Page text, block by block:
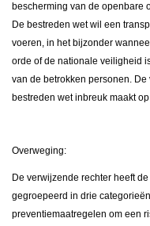
bescherming van de openbare
De bestreden wet wil een
voeren, in het bijzonder
orde of de nationale veiligheid
van de betrokken personen.
bestreden wet inbreuk maakt
Overweging:
De verwijzende rechter heeft
gegroepeerd in drie
preventiemaatregelen om een